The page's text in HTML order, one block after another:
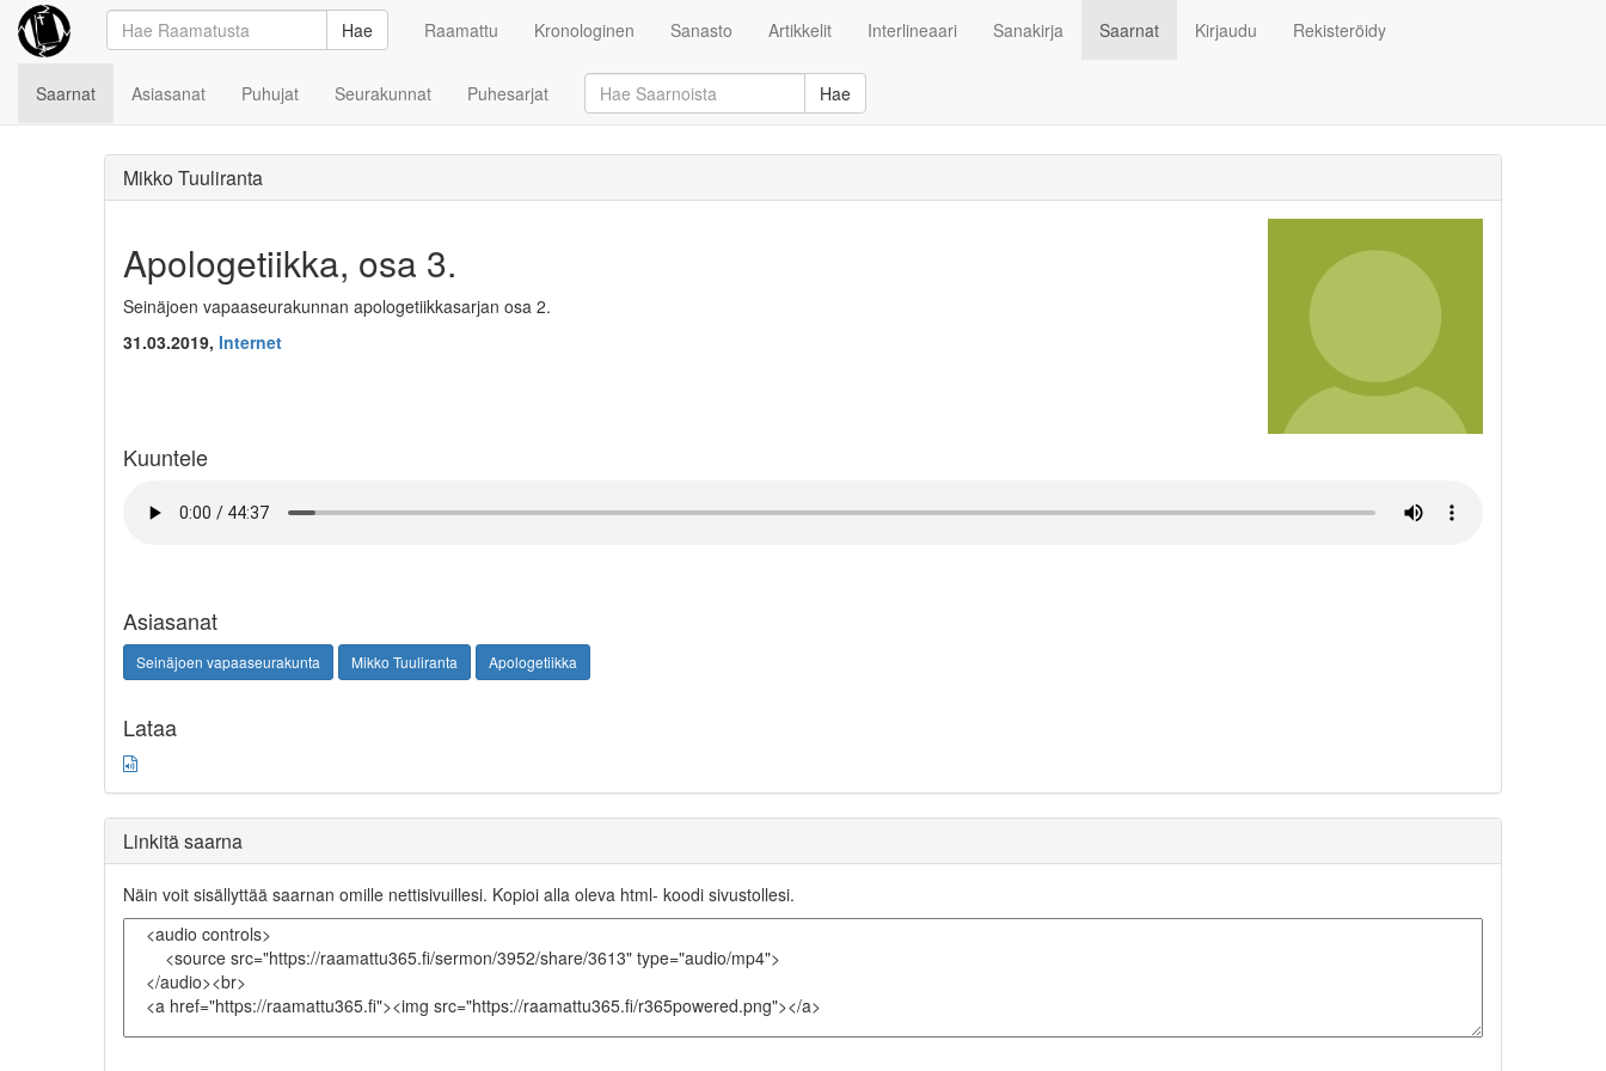
Hae Raamattu Kronologinen Sanasto Artikkelit Interlineaari Sanakirja Saarnat Kirjaudu Rekisteröidy
Saarnat Asiasanat Puhujat Seurakunnat Puhesarjat Hae
Mikko Tuuliranta
Apologetiikka, osa 3.
Seinäjoen vapaaseurakunnan apologetiikkasarjan osa 2.
31.03.2019, Internet
Kuuntele
Asiasanat
Seinäjoen vapaaseurakunta Mikko Tuuliranta Apologetiikka
Lataa
Linkitä saarna
Näin voit sisällyttää saarnan omille nettisivuillesi. Kopioi alla oleva html- koodi sivustollesi.